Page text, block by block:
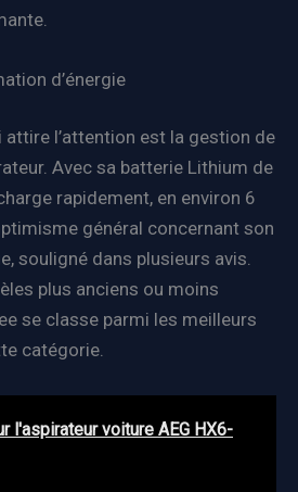
d’énergie
attire l’attention est la gestion de
Avec sa batterie Lithium de
rapidement, en environ 6
général concernant son
souligné dans plusieurs avis.
plus anciens ou moins
se classe parmi les meilleurs
catégorie.
l'aspirateur voiture AEG HX6-